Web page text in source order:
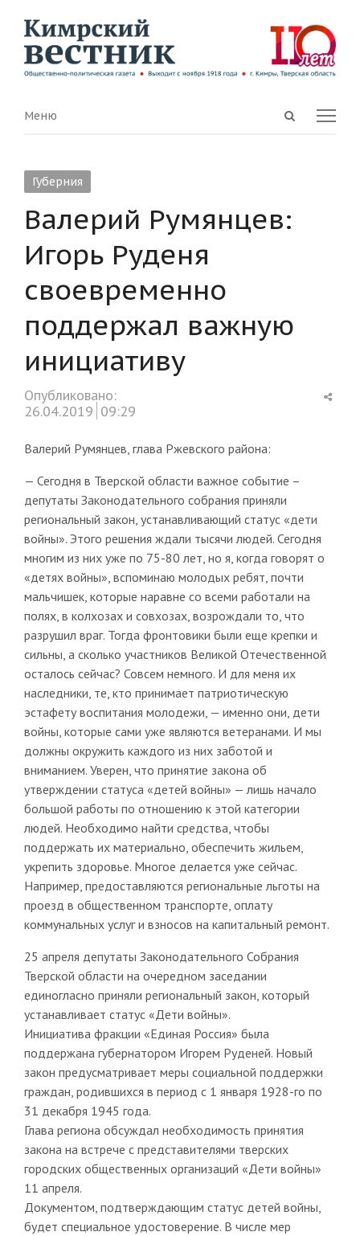
Open
Menu
Меню
Губерния
Валерий Румянцев:
Игорь Руденя
своевременно
поддержал важную
инициативу
Опубликовано:
26.04.2019 09:29
Валерий Румянцев, глава Ржевского района:
— Сегодня в Тверской области важное событие –
депутаты Законодательного собрания приняли
региональный закон, устанавливающий статус «дети
войны». Этого решения ждали тысячи людей. Сегодня
многим из них уже по 75-80 лет, но я, когда говорят о
«детях войны», вспоминаю молодых ребят, почти
мальчишек, которые наравне со всеми работали на
полях, в колхозах и совхозах, возрождали то, что
разрушил враг. Тогда фронтовики были еще крепки и
сильны, а сколько участников Великой Отечественной
осталось сейчас? Совсем немного. И для меня их
наследники, те, кто принимает патриотическую
эстафету воспитания молодежи, — именно они, дети
войны, которые сами уже являются ветеранами. И мы
должны окружить каждого из них заботой и
вниманием. Уверен, что принятие закона об
утверждении статуса «детей войны» — лишь начало
большой работы по отношению к этой категории
людей. Необходимо найти средства, чтобы
поддержать их материально, обеспечить жильем,
укрепить здоровье. Многое делается уже сейчас.
Например, предоставляются региональные льготы на
проезд в общественном транспорте, оплату
коммунальных услуг и взносов на капитальный ремонт.
25 апреля депутаты Законодательного Собрания
Тверской области на очередном заседании
единогласно приняли региональный закон, который
устанавливает статус «Дети войны».
Инициатива фракции «Единая Россия» была
поддержана губернатором Игорем Руденей. Новый
закон предусматривает меры социальной поддержки
граждан, родившихся в период с 1 января 1928-го по
31 декабря 1945 года.
Глава региона обсуждал необходимость принятия
закона на встрече с представителями тверских
городских общественных организаций «Дети войны»
11 апреля.
Документом, подтверждающим статус детей войны,
будет специальное удостоверение. В числе мер